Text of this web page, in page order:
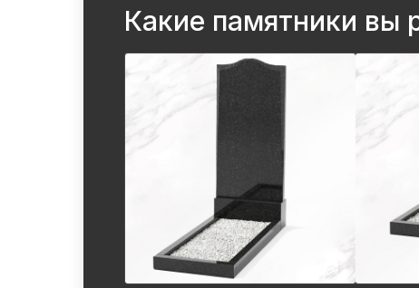
Какие памятники вы